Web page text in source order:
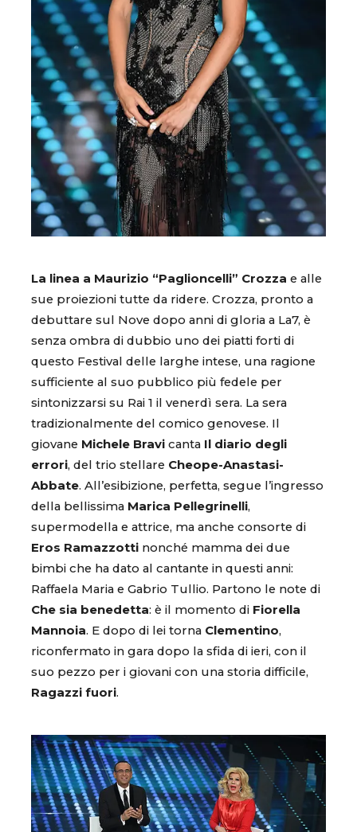
La linea a Maurizio “Paglioncelli” Crozza e alle
sue proiezioni tutte da ridere. Crozza, pronto a
debuttare sul Nove dopo anni di gloria a La7, è
senza ombra di dubbio uno dei piatti forti di
questo Festival delle larghe intese, una ragione
sufficiente al suo pubblico più fedele per
sintonizzarsi su Rai 1 il venerdì sera. La sera
tradizionalmente del comico genovese. Il
giovane Michele Bravi canta Il diario degli
errori, del trio stellare Cheope-Anastasi-
Abbate. All’esibizione, perfetta, segue l’ingresso
della bellissima Marica Pellegrinelli,
supermodella e attrice, ma anche consorte di
Eros Ramazzotti nonché mamma dei due
bimbi che ha dato al cantante in questi anni:
Raffaela Maria e Gabrio Tullio. Partono le note di
Che sia benedetta: è il momento di Fiorella
Mannoia. E dopo di lei torna Clementino,
riconfermato in gara dopo la sfida di ieri, con il
suo pezzo per i giovani con una storia difficile,
Ragazzi fuori.